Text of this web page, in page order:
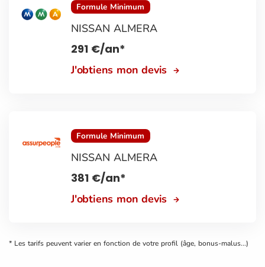
Formule Minimum
NISSAN ALMERA
291 €/an*
J'obtiens mon devis
Formule Minimum
NISSAN ALMERA
381 €/an*
J'obtiens mon devis
* Les tarifs peuvent varier en fonction de votre profil (âge, bonus-malus...)